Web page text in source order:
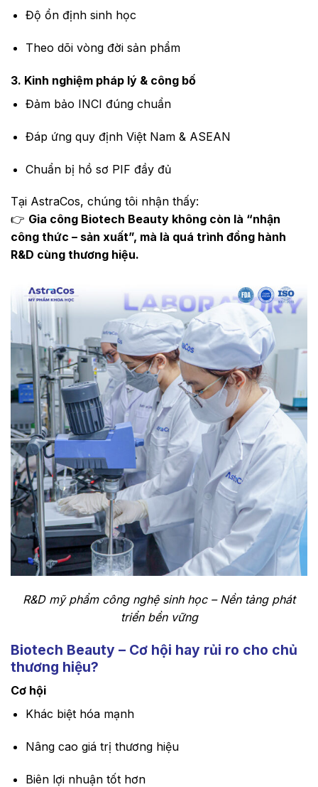
Độ ổn định sinh học
Theo dõi vòng đời sản phẩm
3. Kinh nghiệm pháp lý & công bố
Đảm bảo INCI đúng chuẩn
Đáp ứng quy định Việt Nam & ASEAN
Chuẩn bị hồ sơ PIF đầy đủ
Tại AstraCos, chúng tôi nhận thấy:
👉 Gia công Biotech Beauty không còn là “nhận
công thức – sản xuất”, mà là quá trình đồng hành
R&D cùng thương hiệu.
R&D mỹ phẩm công nghệ sinh học – Nền tảng phát
triển bền vững
Biotech Beauty – Cơ hội hay rủi ro cho chủ
thương hiệu?
Cơ hội
Khác biệt hóa mạnh
Nâng cao giá trị thương hiệu
Biên lợi nhuận tốt hơn